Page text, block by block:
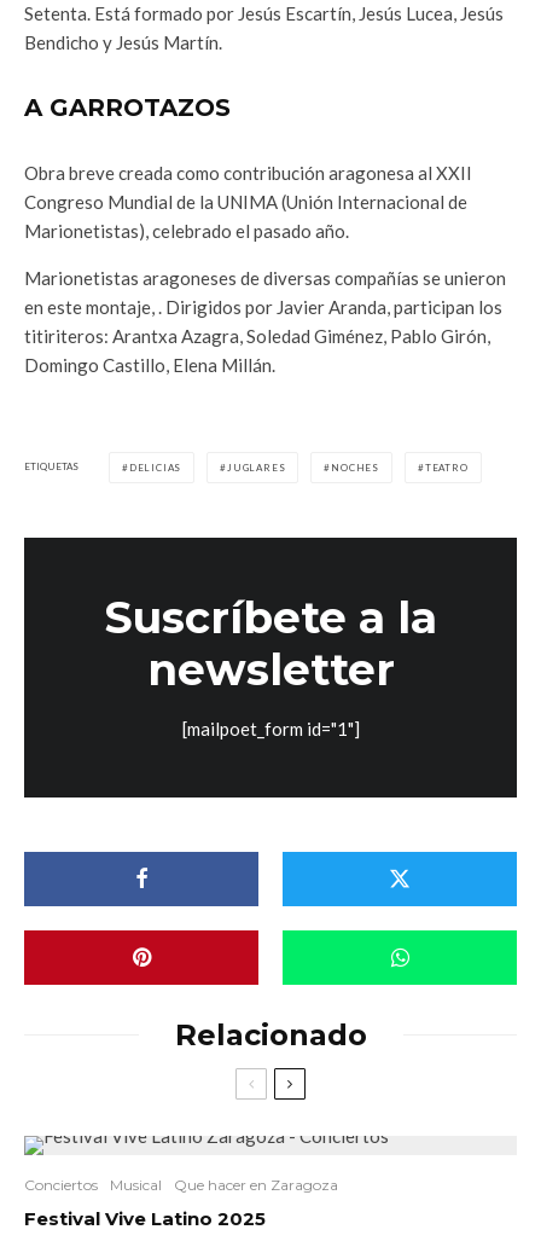
Setenta. Está formado por Jesús Escartín, Jesús Lucea, Jesús
Bendicho y Jesús Martín.
A GARROTAZOS
Obra breve creada como contribución aragonesa al XXII
Congreso Mundial de la UNIMA (Unión Internacional de
Marionetistas), celebrado el pasado año.
Marionetistas aragoneses de diversas compañías se unieron
en este montaje, . Dirigidos por Javier Aranda, participan los
titiriteros: Arantxa Azagra, Soledad Giménez, Pablo Girón,
Domingo Castillo, Elena Millán.
ETIQUETAS DELICIAS JUGLARES NOCHES TEATRO
Suscríbete a la
newsletter
[mailpoet_form id="1"]
Relacionado
Conciertos Musical Que hacer en Zaragoza
Festival Vive Latino 2025